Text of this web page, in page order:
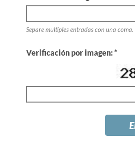
Separe multiples entradas con una
Verificación por imagen: *